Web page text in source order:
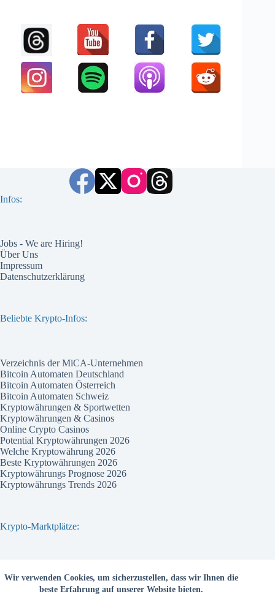
Wir verwenden Cookies, um sicherzustellen, dass wir Ihnen die
beste Erfahrung auf unserer Website bieten.
Infos:
Jobs - We are Hiring!
Über Uns
Impressum
Datenschutzerklärung
Beliebte Krypto-Infos:
Verzeichnis der MiCA-Unternehmen
Bitcoin Automaten Deutschland
Bitcoin Automaten Österreich
Bitcoin Automaten Schweiz
Kryptowährungen & Sportwetten
Kryptowährungen & Casinos
Online Crypto Casinos
Potential Kryptowährungen 2026
Welche Kryptowährung 2026
Beste Kryptowährungen 2026
Kryptowährungs Prognose 2026
Kryptowährungs Trends 2026
Krypto-Marktplätze:
Bitpanda